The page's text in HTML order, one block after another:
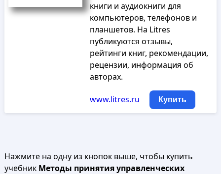
книги и аудиокниги для
компьютеров, телефонов и
планшетов. На Litres
публикуются отзывы,
рейтинги книг, рекомендации,
рецензии, информация об
авторах.
www.litres.ru Купить
Нажмите на одну из кнопок выше, чтобы купить
учебник Методы принятия управленческих